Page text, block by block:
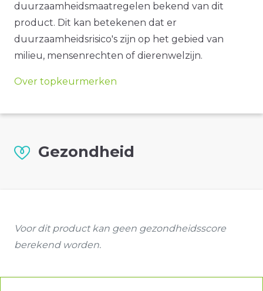
duurzaamheidsmaatregelen bekend van dit
product. Dit kan betekenen dat er
duurzaamheidsrisico's zijn op het gebied van
milieu, mensenrechten of dierenwelzijn.
Over topkeurmerken
Gezondheid
Voor dit product kan geen gezondheidsscore
berekend worden.